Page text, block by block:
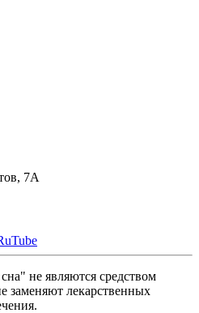
7А
не являются средством
заменяют лекарственных